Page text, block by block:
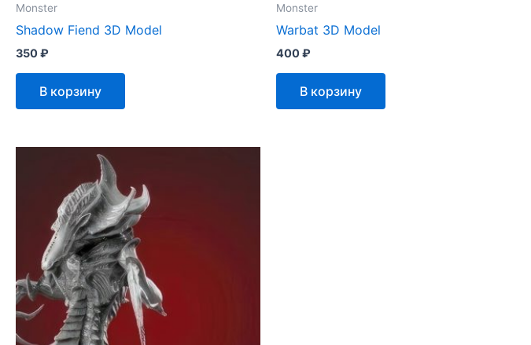
Monster
Shadow Fiend 3D Model
350₽
В корзину
Monster
Warbat 3D Model
400₽
В корзину